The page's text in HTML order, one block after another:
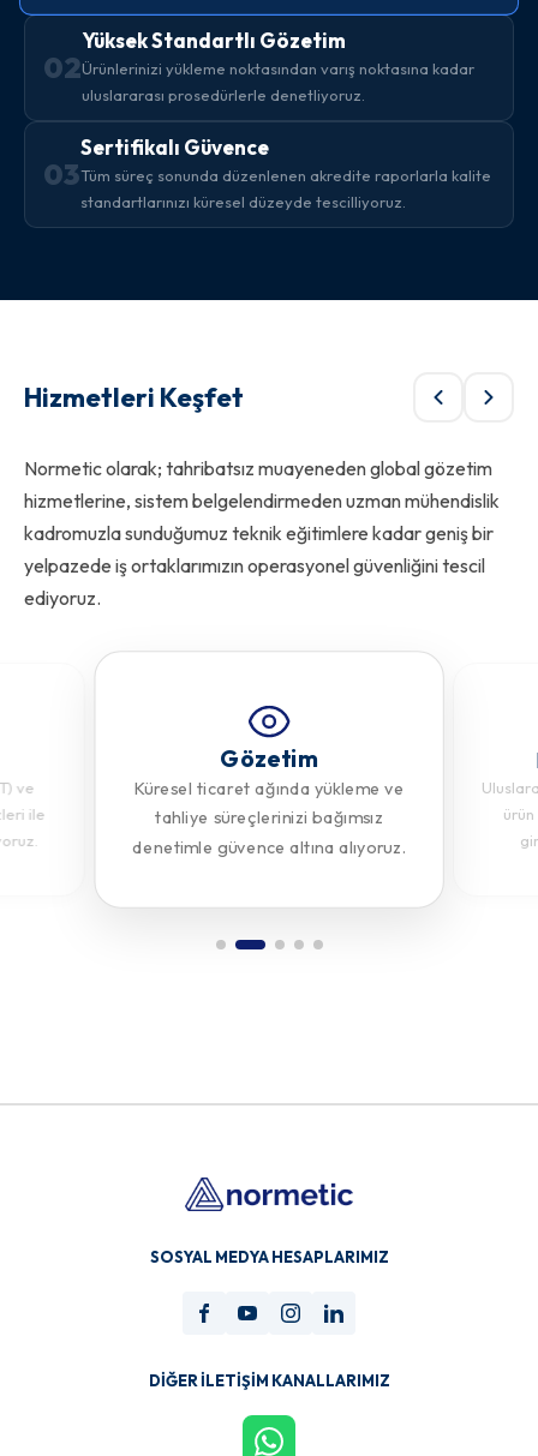
02
Yüksek Standartlı Gözetim
Ürünlerinizi yükleme noktasından varış noktasına kadar
uluslararası prosedürlerle denetliyoruz.
03
Sertifikalı Güvence
Tüm süreç sonunda düzenlenen akredite raporlarla kalite
standartlarınızı küresel düzeyde tescilliyoruz.
Hizmetleri Keşfet
Normetic olarak; tahribatsız muayeneden global gözetim
hizmetlerine, sistem belgelendirmeden uzman mühendislik
kadromuzla sunduğumuz teknik eğitimlere kadar geniş bir
yelpazede iş ortaklarımızın operasyonel güvenliğini tescil
ediyoruz.
ve
ile
Gözetim
Küresel ticaret ağında yükleme ve
tahliye süreçlerinizi bağımsız
denetimle güvence altına alıyoruz.
SOSYAL MEDYA HESAPLARIMIZ
DIĞER İLETIŞIM KANALLARIMIZ